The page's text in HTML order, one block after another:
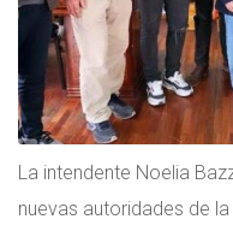
La intendente Noelia
nuevas autoridades de